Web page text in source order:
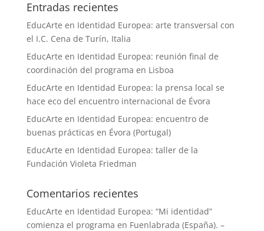
Entradas recientes
EducArte en Identidad Europea: arte transversal con
el I.C. Cena de Turín, Italia
EducArte en Identidad Europea: reunión final de
coordinación del programa en Lisboa
EducArte en Identidad Europea: la prensa local se
hace eco del encuentro internacional de Évora
EducArte en Identidad Europea: encuentro de
buenas prácticas en Évora (Portugal)
EducArte en Identidad Europea: taller de la
Fundación Violeta Friedman
Comentarios recientes
EducArte en Identidad Europea: “Mi identidad”
comienza el programa en Fuenlabrada (España). –